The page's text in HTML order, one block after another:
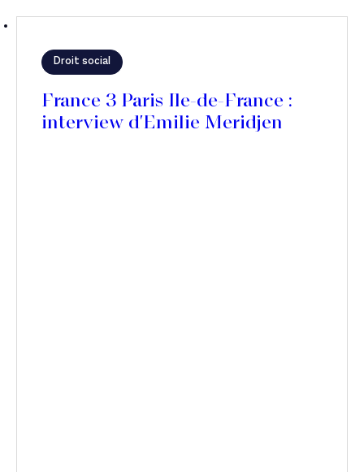
Droit social
France 3 Paris Ile-de-France :
interview d'Emilie Meridjen